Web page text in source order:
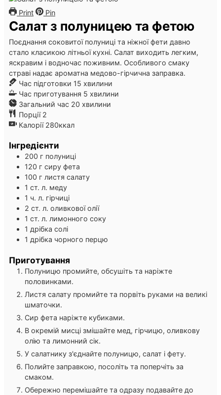
Print Pin
Салат з полуницею та фетою
Поєднання соковитої полуниці та ніжної фети давно
стало класикою літньої кухні. Салат виходить легким,
яскравим і водночас поживним. Особливого смаку
страві надає ароматна медово-гірчична заправка.
Час підготовки 15 хвилини
хвилини
Час приготування 5 хвилини
хвилини
Загальний час 20 хвилини
хвилини
Порції 2
Калорії 280ккал
Інгредієнти
200 г полуниці
120 г сиру фета
100 г листя салату
1 ст. л. меду
1 ч. л. гірчиці
2 ст. л. оливкової олії
1 ст. л. лимонного соку
1 дрібка солі
1 дрібка чорного перцю
Приготування
Полуницю промийте, обсушіть та наріжте
половинками.
Листя салату промийте та порвіть руками на великі
шматочки.
Сир фета наріжте кубиками.
В окремій мисці змішайте мед, гірчицю, оливкову
олію та лимонний сік.
У салатнику з'єднайте полуницю, салат і фету.
Полийте заправкою, посоліть та поперчіть за
смаком.
Обережно перемішайте та одразу подавайте до